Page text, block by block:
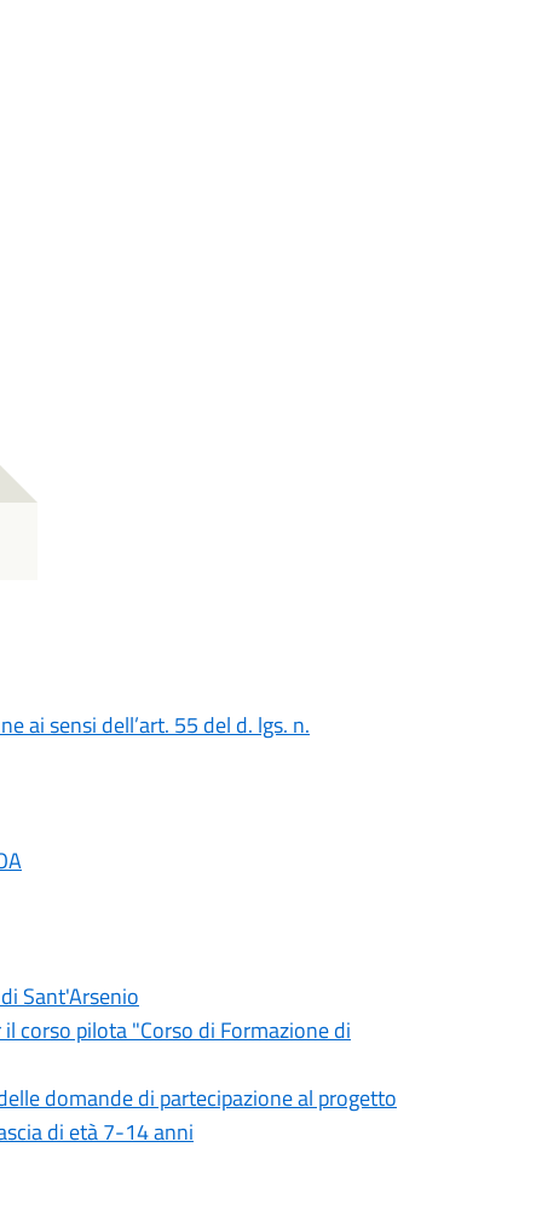
ai sensi dell’art. 55 del d. lgs. n.
Sant'Arsenio
corso pilota "Corso di Formazione di
domande di partecipazione al progetto
di età 7-14 anni